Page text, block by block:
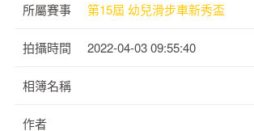
所屬賽事 第15屆 幼兒滑步車新秀盃
拍攝時間 2022-04-03 09:55:40
相簿名稱
作者